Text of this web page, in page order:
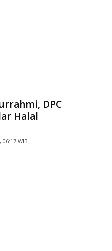
DPC
Halal
06:17 WIB